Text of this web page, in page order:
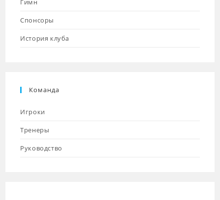
Гимн
Спонсоры
История клуба
Команда
Игроки
Тренеры
Руководство